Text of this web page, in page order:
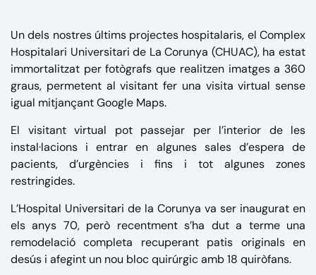
Un dels nostres últims projectes hospitalaris, el Complex
Hospitalari Universitari de La Corunya (CHUAC), ha estat
immortalitzat per fotògrafs que realitzen imatges a 360
graus, permetent al visitant fer una visita virtual sense
igual mitjançant Google Maps.
El visitant virtual pot passejar per l’interior de les
instal·lacions i entrar en algunes sales d’espera de
pacients, d’urgències i fins i tot algunes zones
restringides.
L’Hospital Universitari de la Corunya va ser inaugurat en
els anys 70, però recentment s’ha dut a terme una
remodelació completa recuperant patis originals en
desús i afegint un nou bloc quirúrgic amb 18 quiròfans.